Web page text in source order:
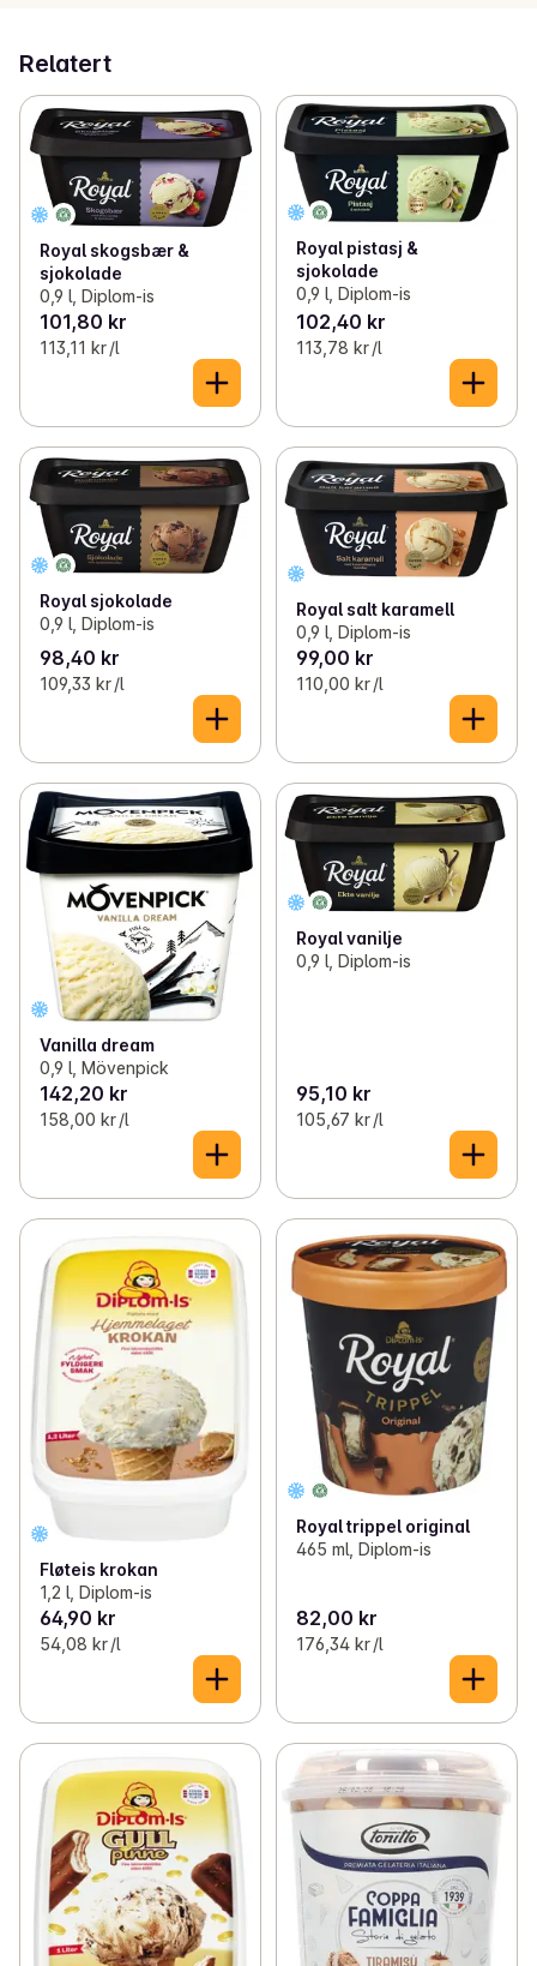
Relatert
Royal skogsbær &
sjokolade
0,9 l, Diplom-is
101,80 kr
113,11 kr /l
Royal pistasj &
sjokolade
0,9 l, Diplom-is
102,40 kr
113,78 kr /l
Royal sjokolade
0,9 l, Diplom-is
98,40 kr
109,33 kr /l
Royal salt karamell
0,9 l, Diplom-is
99,00 kr
110,00 kr /l
Vanilla dream
0,9 l, Mövenpick
142,20 kr
158,00 kr /l
Royal vanilje
0,9 l, Diplom-is
95,10 kr
105,67 kr /l
Fløteis krokan
1,2 l, Diplom-is
64,90 kr
54,08 kr /l
Royal trippel original
465 ml, Diplom-is
82,00 kr
176,34 kr /l